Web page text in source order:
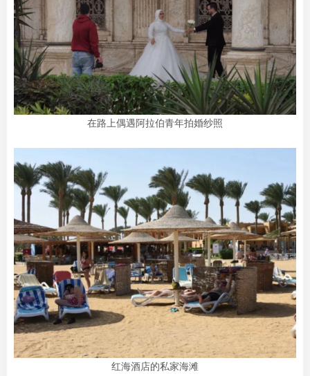
在路上偶遇阿拉伯青年拍婚纱照
红海酒店的私家海滩